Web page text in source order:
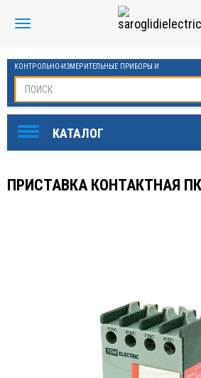
КОНТРОЛЬНО-ИЗМЕРИТЕЛЬНЫЕ ПРИБОРЫ И
ПРИСТАВКА КОНТАКТНАЯ